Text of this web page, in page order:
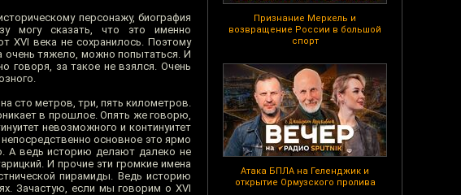
Признание Меркель и
возвращение России в большой
спорт
Атака БПЛА на Геленджик и
открытие Ормузского пролива
персонажу, биография
могу сказать, что это именно
XVI века не сохранилось. Поэтому
очень тяжело, можно попытаться. И
говоря, за такое не взялся. Очень
сто метров, три, пять километров.
в прошлое. Опять же говорю,
невозможного и континуитет
основное это ярмо
А ведь историю делают далеко не
И прочие эти громкие имена
пирамиды. Ведь историю
Зачастую, если мы говорим о XVI